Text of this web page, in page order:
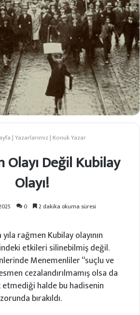
|Yazarlarımız | Konuk Yazar
Olayı Değil Kubilay
Olayı!
0 2 dakika okuma süresi
rağmen Kubilay olayının
etkileri silinebilmiş değil.
Menemenliler “suçlu ve
cezalandırılmamış olsa da
etmediği halde bu hadisenin
bırakıldı.